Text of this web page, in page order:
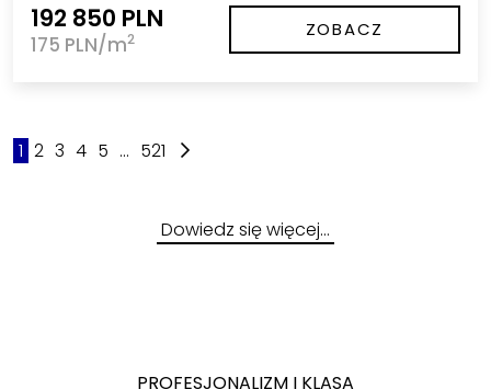
192 850 PLN
175 PLN/m2 ZOBACZ
1 2 3 4 5 ... 521
Dowiedz się więcej…
PROFESJONALIZM I KLASA